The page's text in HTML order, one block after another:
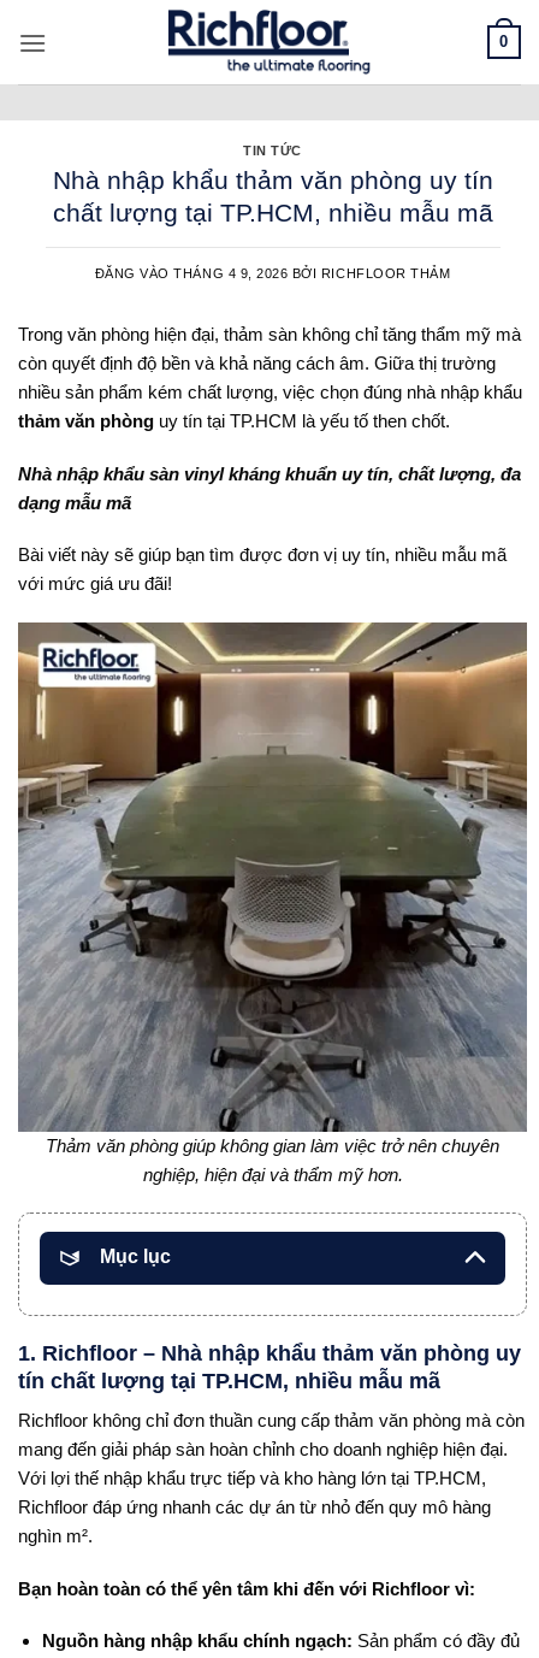
qua
0
TIN TỨC
Nhà nhập khẩu thảm văn phòng uy tín
chất lượng tại TP.HCM, nhiều mẫu mã
ĐĂNG VÀOTHÁNG 4 9, 2026 BỞI RICHFLOOR THẢM
Trong văn phòng hiện đại, thảm sàn không chỉ tăng thẩm mỹ mà
còn quyết định độ bền và khả năng cách âm. Giữa thị trường
nhiều sản phẩm kém chất lượng, việc chọn đúng nhà nhập khẩu
thảm văn phòng uy tín tại TP.HCM là yếu tố then chốt.
Nhà nhập khẩu sàn vinyl kháng khuẩn uy tín, chất lượng, đa
dạng mẫu mã
Bài viết này sẽ giúp bạn tìm được đơn vị uy tín, nhiều mẫu mã
với mức giá ưu đãi!
Thảm văn phòng giúp không gian làm việc trở nên chuyên
nghiệp, hiện đại và thẩm mỹ hơn.
Mục lục
1. Richfloor – Nhà nhập khẩu thảm văn phòng uy
tín chất lượng tại TP.HCM, nhiều mẫu mã
Richfloor không chỉ đơn thuần cung cấp thảm văn phòng mà còn
mang đến giải pháp sàn hoàn chỉnh cho doanh nghiệp hiện đại.
Với lợi thế nhập khẩu trực tiếp và kho hàng lớn tại TP.HCM,
Richfloor đáp ứng nhanh các dự án từ nhỏ đến quy mô hàng
nghìn m².
Bạn hoàn toàn có thể yên tâm khi đến với Richfloor vì:
Nguồn hàng nhập khẩu chính ngạch: Sản phẩm có đầy đủ